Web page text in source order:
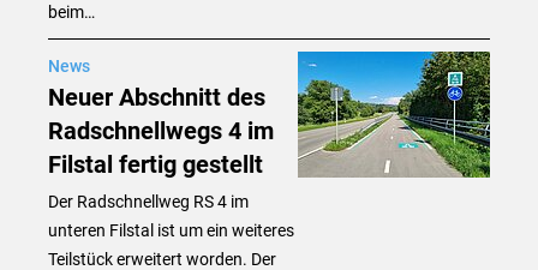
beim…
News
Neuer Abschnitt des
Radschnellwegs 4 im
Filstal fertig gestellt
Der Radschnellweg RS 4 im
unteren Filstal ist um ein weiteres
Teilstück erweitert worden. Der